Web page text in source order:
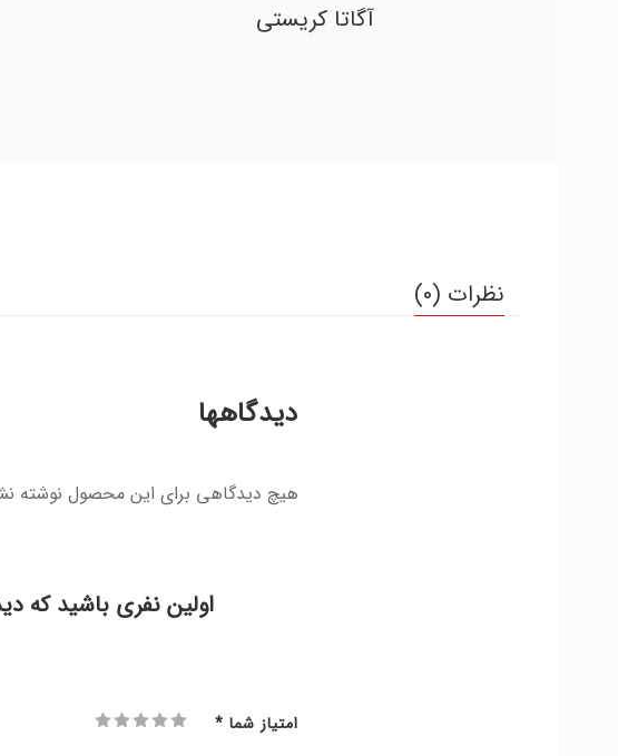
آگاتا کریستی
نظرات (0)
دیدگاهها
هیچ دیدگاهی برای این محصول نوشته
اولین نفری باشید که
امتیاز شما *